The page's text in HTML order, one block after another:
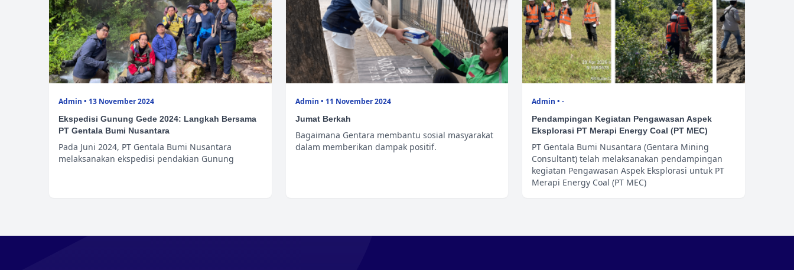
Admin • 13 November 2024
Ekspedisi Gunung Gede 2024: Langkah Bersama
PT Gentala Bumi Nusantara
Pada Juni 2024, PT Gentala Bumi Nusantara
melaksanakan ekspedisi pendakian Gunung
Admin • 11 November 2024
Jumat Berkah
Bagaimana Gentara membantu sosial masyarakat
dalam memberikan dampak positif.
Admin • -
Pendampingan Kegiatan Pengawasan Aspek
Eksplorasi PT Merapi Energy Coal (PT MEC)
PT Gentala Bumi Nusantara (Gentara Mining
Consultant) telah melaksanakan pendampingan
kegiatan Pengawasan Aspek Eksplorasi untuk PT
Merapi Energy Coal (PT MEC)